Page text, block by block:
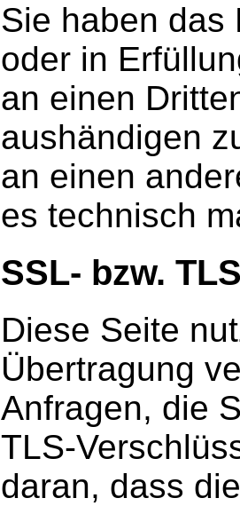
Sie haben das
oder in
an einen
aushändigen
an einen
es technisch
SSL- bzw.
Diese Seite
Übertragung
Anfragen, die
TLS-
daran, dass